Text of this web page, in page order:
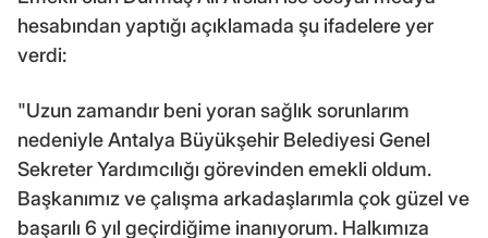
hesabından yaptığı açıklamada şu ifadelere yer
verdi:
"Uzun zamandır beni yoran sağlık sorunlarım
nedeniyle Antalya Büyükşehir Belediyesi Genel
Sekreter Yardımcılığı görevinden emekli oldum.
Başkanımız ve çalışma arkadaşlarımla çok güzel ve
başarılı 6 yıl geçirdiğime inanıyorum. Halkımıza